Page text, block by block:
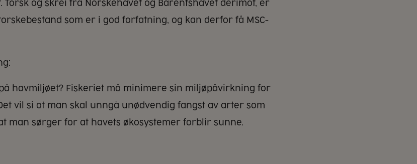
Torsk og skrei fra Norskehavet og Barentshavet derimot, er
som er i god forfatning, og kan derfor få MSC-
havmiljøet? Fiskeriet må minimere sin miljøpåvirkning for
vil si at man skal unngå unødvendig fangst av arter som
man sørger for at havets økosystemer forblir sunne.